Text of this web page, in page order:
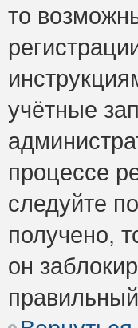
то
учётные
процессе
следуйте
получено,
он